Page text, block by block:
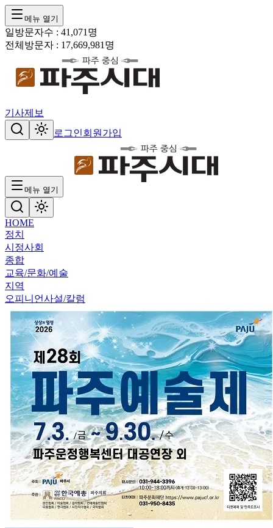
메뉴 열기
일방문자수 : 41,071 명
전체방문자 : 17,669,981 명
기사제보
로그인회원가입
메뉴 열기
HOME
정치
시정사회
종합
교육/문화/예술
지역
오피니언사설/칼럼